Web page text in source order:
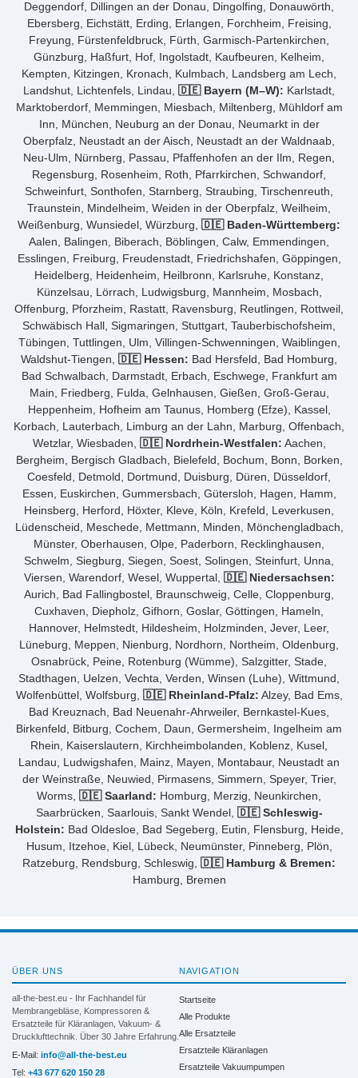
Deggendorf, Dillingen an der Donau, Dingolfing, Donauwörth,
Ebersberg, Eichstätt, Erding, Erlangen, Forchheim, Freising,
Freyung, Fürstenfeldbruck, Fürth, Garmisch-Partenkirchen,
Günzburg, Haßfurt, Hof, Ingolstadt, Kaufbeuren, Kelheim,
Kempten, Kitzingen, Kronach, Kulmbach, Landsberg am Lech,
Landshut, Lichtenfels, Lindau, 🇩🇪 Bayern (M–W): Karlstadt,
Marktoberdorf, Memmingen, Miesbach, Miltenberg, Mühldorf am
Inn, München, Neuburg an der Donau, Neumarkt in der
Oberpfalz, Neustadt an der Aisch, Neustadt an der Waldnaab,
Neu-Ulm, Nürnberg, Passau, Pfaffenhofen an der Ilm, Regen,
Regensburg, Rosenheim, Roth, Pfarrkirchen, Schwandorf,
Schweinfurt, Sonthofen, Starnberg, Straubing, Tirschenreuth,
Traunstein, Mindelheim, Weiden in der Oberpfalz, Weilheim,
Weißenburg, Wunsiedel, Würzburg, 🇩🇪 Baden-Württemberg:
Aalen, Balingen, Biberach, Böblingen, Calw, Emmendingen,
Esslingen, Freiburg, Freudenstadt, Friedrichshafen, Göppingen,
Heidelberg, Heidenheim, Heilbronn, Karlsruhe, Konstanz,
Künzelsau, Lörrach, Ludwigsburg, Mannheim, Mosbach,
Offenburg, Pforzheim, Rastatt, Ravensburg, Reutlingen, Rottweil,
Schwäbisch Hall, Sigmaringen, Stuttgart, Tauberbischofsheim,
Tübingen, Tuttlingen, Ulm, Villingen-Schwenningen, Waiblingen,
Waldshut-Tiengen, 🇩🇪 Hessen: Bad Hersfeld, Bad Homburg,
Bad Schwalbach, Darmstadt, Erbach, Eschwege, Frankfurt am
Main, Friedberg, Fulda, Gelnhausen, Gießen, Groß-Gerau,
Heppenheim, Hofheim am Taunus, Homberg (Efze), Kassel,
Korbach, Lauterbach, Limburg an der Lahn, Marburg, Offenbach,
Wetzlar, Wiesbaden, 🇩🇪 Nordrhein-Westfalen: Aachen,
Bergheim, Bergisch Gladbach, Bielefeld, Bochum, Bonn, Borken,
Coesfeld, Detmold, Dortmund, Duisburg, Düren, Düsseldorf,
Essen, Euskirchen, Gummersbach, Gütersloh, Hagen, Hamm,
Heinsberg, Herford, Höxter, Kleve, Köln, Krefeld, Leverkusen,
Lüdenscheid, Meschede, Mettmann, Minden, Mönchengladbach,
Münster, Oberhausen, Olpe, Paderborn, Recklinghausen,
Schwelm, Siegburg, Siegen, Soest, Solingen, Steinfurt, Unna,
Viersen, Warendorf, Wesel, Wuppertal, 🇩🇪 Niedersachsen:
Aurich, Bad Fallingbostel, Braunschweig, Celle, Cloppenburg,
Cuxhaven, Diepholz, Gifhorn, Goslar, Göttingen, Hameln,
Hannover, Helmstedt, Hildesheim, Holzminden, Jever, Leer,
Lüneburg, Meppen, Nienburg, Nordhorn, Northeim, Oldenburg,
Osnabrück, Peine, Rotenburg (Wümme), Salzgitter, Stade,
Stadthagen, Uelzen, Vechta, Verden, Winsen (Luhe), Wittmund,
Wolfenbüttel, Wolfsburg, 🇩🇪 Rheinland-Pfalz: Alzey, Bad Ems,
Bad Kreuznach, Bad Neuenahr-Ahrweiler, Bernkastel-Kues,
Birkenfeld, Bitburg, Cochem, Daun, Germersheim, Ingelheim am
Rhein, Kaiserslautern, Kirchheimbolanden, Koblenz, Kusel,
Landau, Ludwigshafen, Mainz, Mayen, Montabaur, Neustadt an
der Weinstraße, Neuwied, Pirmasens, Simmern, Speyer, Trier,
Worms, 🇩🇪 Saarland: Homburg, Merzig, Neunkirchen,
Saarbrücken, Saarlouis, Sankt Wendel, 🇩🇪 Schleswig-
Holstein: Bad Oldesloe, Bad Segeberg, Eutin, Flensburg, Heide,
Husum, Itzehoe, Kiel, Lübeck, Neumünster, Pinneberg, Plön,
Ratzeburg, Rendsburg, Schleswig, 🇩🇪 Hamburg & Bremen:
Hamburg, Bremen
ÜBER UNS
all-the-best.eu - Ihr Fachhandel für
Membrangebläse, Kompressoren &
Ersatzteile für Kläranlagen, Vakuum- &
Drucklufttechnik. Über 30 Jahre Erfahrung.
E-Mail: info@all-the-best.eu
Tel: +43 677 620 150 28
NAVIGATION
Startseite
Alle Produkte
Alle Ersatzteile
Ersatzteile Kläranlagen
Ersatzteile Vakuumpumpen